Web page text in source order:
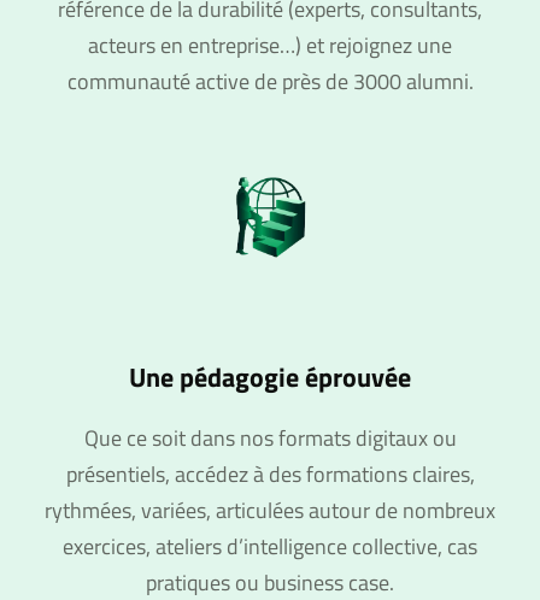
référence de la durabilité (experts, consultants,
acteurs en entreprise…) et rejoignez une
communauté active de près de 3000 alumni.
Une pédagogie éprouvée
Que ce soit dans nos formats digitaux ou
présentiels, accédez à des formations claires,
rythmées, variées, articulées autour de nombreux
exercices, ateliers d’intelligence collective, cas
pratiques ou business case.